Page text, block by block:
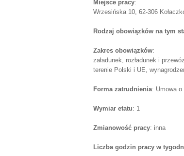
Miejsce pracy:
Wrzesińska 10, 62-306
Rodzaj obowiązków na tym
Zakres obowiązków:
załadunek, rozładunek i
terenie Polski i UE,
Forma zatrudnienia: Umowa
Wymiar etatu: 1
Zmianowość pracy: inna
Liczba godzin pracy w